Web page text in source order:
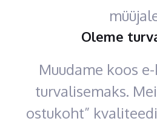
Oleme
Muudame koos
turvalisemaks.
ostukoht”